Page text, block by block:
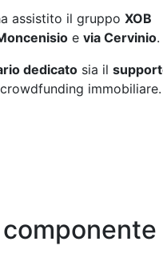
assistito il gruppo XOB
e via Cervinio.
dedicato sia il
immobiliare.